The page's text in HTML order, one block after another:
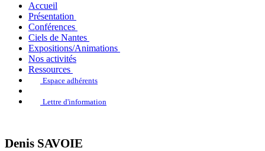
Accueil
Présentation
Conférences
Ciels de Nantes
Expositions/Animations
Nos activités
Ressources
Espace adhérents
Lettre d'information
Denis SAVOIE